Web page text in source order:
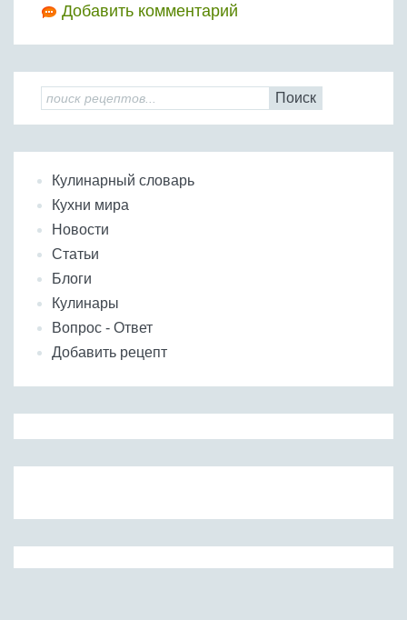
Добавить комментарий
Поиск
Кулинарный словарь
Кухни мира
Новости
Статьи
Блоги
Кулинары
Вопрос - Ответ
Добавить рецепт